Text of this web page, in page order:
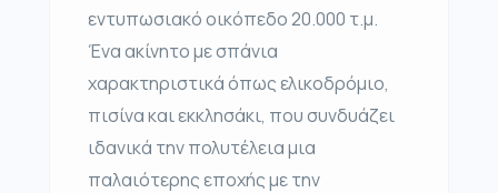
εντυπωσιακό οικόπεδο 20.000 τ.μ.
Ένα ακίνητο με σπάνια
χαρακτηριστικά όπως ελικοδρόμιο,
πισίνα και εκκλησάκι, που συνδυάζει
ιδανικά την πολυτέλεια μια
παλαιότερης εποχής με την